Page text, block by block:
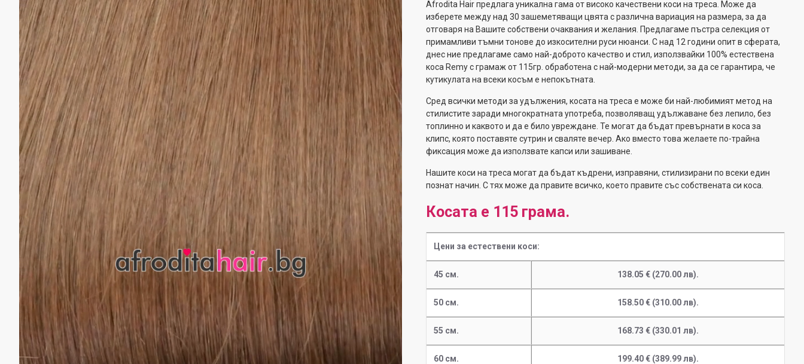
Afrodita Hair предлага уникална гама от високо качествени коси на треса. Може да
изберете между над 30 зашеметяващи цвята с различна вариация на размера, за да
отговаря на Вашите собствени очаквания и желания. Предлагаме пъстра селекция от
примамливи тъмни тонове до изкосителни руси нюанси. С над 12 години опит в сферата,
днес ние предлагаме само най-доброто качество и стил, използвайки 100% естествена
коса Remy с грамаж от 115гр. обработена с най-модерни методи, за да се гарантира, че
кутикулата на всеки косъм е непокътната.
Сред всички методи за удължения, косата на треса е може би най-любимият метод на
стилистите заради многократната употреба, позволяващ удължаване без лепило, без
топлинно и каквото и да е било увреждане. Те могат да бъдат превърнати в коса за
клипс, която поставяте сутрин и сваляте вечер. Ако вместо това желаете по-трайна
фиксация може да използвате капси или зашиване.
Нашите коси на треса могат да бъдат къдрени, изправяни, стилизирани по всеки един
познат начин. С тях може да правите всичко, което правите със собствената си коса.
Косата е 115 грама.
Цени за естествени коси:
45 см. 138.05 € (270.00 лв).
50 см. 158.50 € (310.00 лв).
55 см. 168.73 € (330.01 лв).
60 см. 199.40 € (389.99 лв).